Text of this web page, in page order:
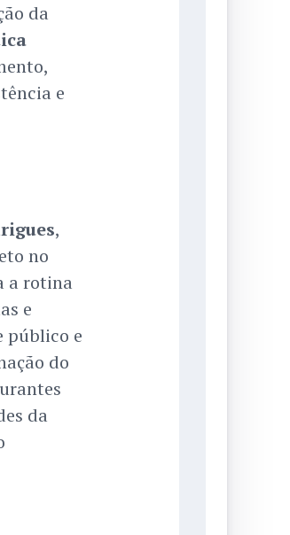
da
e
,
no
a rotina
e
público e
do
da